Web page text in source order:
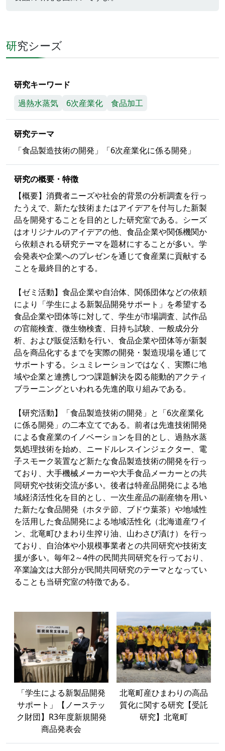
研究シーズ
研究キーワード
過熱水蒸気
6次産業化 食品加工
研究テーマ
「食品製造技術の開発」「6次産業化に係る開発」
研究の概要・特徴
【概要】消費者ニーズや社会的背景の分析調査を行っ
たうえで、新たな技術またはアイデアを付与した新製
品を開発することを目的とした研究室である。シーズ
はオリジナルのアイデアの他、食品企業や関係機関か
ら依頼される研究テーマを題材にすることが多い。学
会発表や企業へのプレゼンを通じて食産業に貢献する
ことを最終目的とする。
【ゼミ活動】食品企業や自治体、関係団体などの依頼
により「学生による新製品開発サポート」を希望する
食品企業や団体等に対して、学生が市場調査、試作品
の官能検査、微生物検査、日持ち試験、一般成分分
析、および販促活動を行い、食品企業や団体等が新製
品を商品化するまでを実際の開発・製造現場を通じて
サポートする。シュミレーションではなく、実際に地
域や企業と連携しつつ課題解決を図る能動的アクティ
ブラーニングといわれる先進的取り組みである。
【研究活動】「食品製造技術の開発」と「6次産業化
に係る開発」の二本立てである。前者は先進技術開発
による食産業のイノベーションを目的とし、過熱水蒸
気処理技術を始め、ニードルレスインジェクター、電
子スモーク装置など新たな食品製造技術の開発を行っ
ており、大手機械メーカーや大手食品メーカーとの共
同研究や技術交流が多い。後者は特産品開発による地
域経済活性化を目的とし、一次生産品の副産物を用い
た新たな食品開発（ホタテ節、ブドウ葉茶）や地域性
を活用した食品開発による地域活性化（北海道産ワイ
ン、北竜町ひまわり生搾り油、山わさび漬け）を行っ
ており、自治体や小規模事業者との共同研究や技術支
援が多い。毎年2～4件の民間共同研究を行っており、
卒業論文は大部分が民間共同研究のテーマとなってい
ることも当研究室の特徴である。
「学生による新製品開発
サポート」【ノーステッ
ク財団】R3年度新規開発
商品発表会
北竜町産ひまわりの高品
質化に関する研究【受託
研究】北竜町